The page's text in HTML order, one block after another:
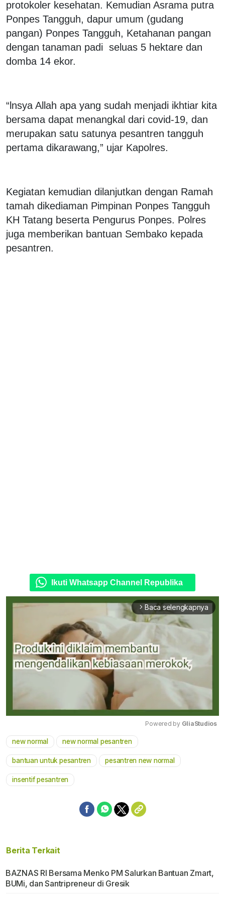
protokoler kesehatan. Kemudian Asrama putra
Ponpes Tangguh, dapur umum (gudang
pangan) Ponpes Tangguh, Ketahanan pangan
dengan tanaman padi seluas 5 hektare dan
domba 14 ekor.
“lnsya Allah apa yang sudah menjadi ikhtiar kita
bersama dapat menangkal dari covid-19, dan
merupakan satu satunya pesantren tangguh
pertama dikarawang,” ujar Kapolres.
Kegiatan kemudian dilanjutkan dengan Ramah
tamah dikediaman Pimpinan Ponpes Tangguh
KH Tatang beserta Pengurus Ponpes. Polres
juga memberikan bantuan Sembako kepada
pesantren.
Ikuti Whatsapp Channel Republika
arrow_forward_ios Baca selengkapnya
Powered by GliaStudios
new normal new normal pesantren
bantuan untuk pesantren pesantren new normal
insentif pesantren
Berita Terkait
BAZNAS RI Bersama Menko PM Salurkan Bantuan Zmart,
BUMi, dan Santripreneur di Gresik